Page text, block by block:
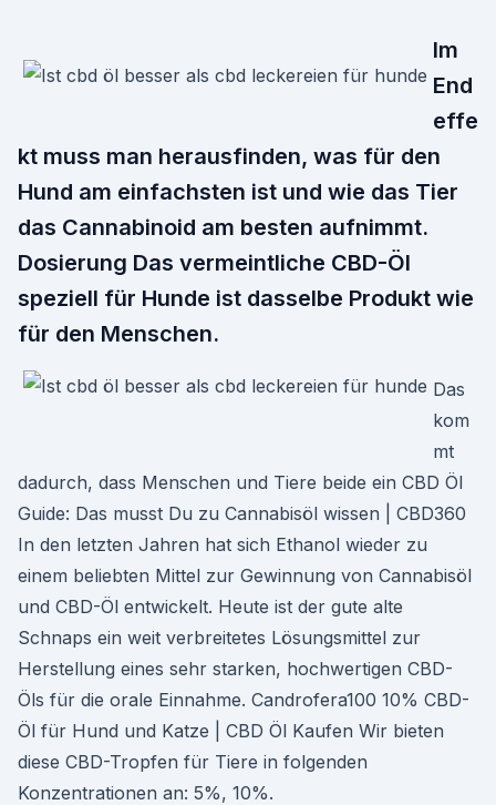
Im
End
effe
kt muss man herausfinden, was für den
Hund am einfachsten ist und wie das Tier
das Cannabinoid am besten aufnimmt.
Dosierung Das vermeintliche CBD-Öl
speziell für Hunde ist dasselbe Produkt wie
für den Menschen.
Das
kom
mt
dadurch, dass Menschen und Tiere beide ein CBD Öl
Guide: Das musst Du zu Cannabisöl wissen | CBD360
In den letzten Jahren hat sich Ethanol wieder zu
einem beliebten Mittel zur Gewinnung von Cannabisöl
und CBD-Öl entwickelt. Heute ist der gute alte
Schnaps ein weit verbreitetes Lösungsmittel zur
Herstellung eines sehr starken, hochwertigen CBD-
Öls für die orale Einnahme. Candrofera100 10% CBD-
Öl für Hund und Katze | CBD Öl Kaufen Wir bieten
diese CBD-Tropfen für Tiere in folgenden
Konzentrationen an: 5%, 10%.